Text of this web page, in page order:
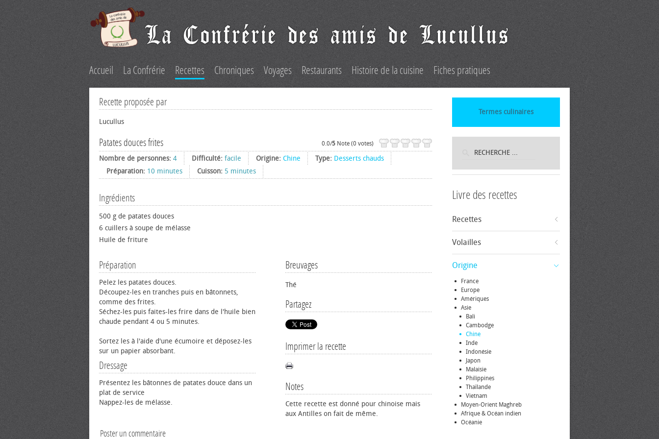
Accueil La Confrérie Recettes Chroniques Voyages Restaurants Histoire de la cuisine Fiches pratiques
Recette proposée par
Lucullus
Patates douces frites 0.0/5 Note (0 votes)
Nombre de personnes: 4 Difficulté: facile Origine: Chine Type: Desserts chauds
Préparation: 10 minutes Cuisson: 5 minutes
Ingrédients
500 g de patates douces
6 cuillers à soupe de mélasse
Huile de friture
Breuvages
Thé
Partagez
Imprimer la recette
Notes
Cette recette est donné pour chinoise mais
aux Antilles on fait de même.
Préparation
Pelez les patates douces.
Découpez-les en tranches puis en bâtonnets,
comme des frites.
Séchez-les puis faites-les frire dans de l'huile bien
chaude pendant 4 ou 5 minutes.
Sortez les à l'aide d'une écumoire et déposez-les
sur un papier absorbant.
Dressage
Présentez les bâtonnes de patates douce dans un
plat de service
Nappez-les de mélasse.
Poster un commentaire
Termes culinaires
Livre des recettes
Recettes
Volailles
Origine
France
Europe
Amériques
Asie
Bali
Cambodge
Chine
Inde
Indonésie
Japon
Malaisie
Philippines
Thaïlande
Vietnam
Moyen-Orient Maghreb
Afrique & Océan indien
Océanie